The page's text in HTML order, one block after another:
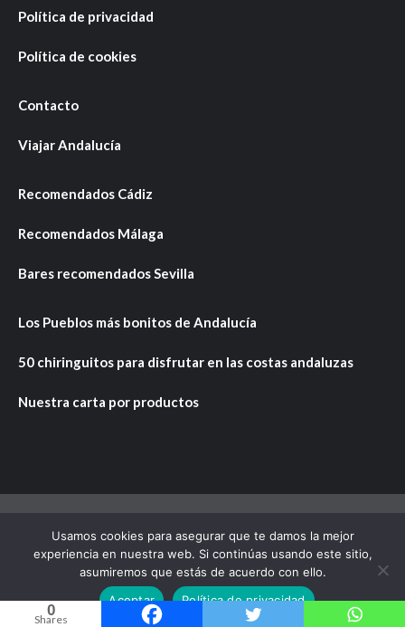
0
Shares
Política de privacidad
Política de cookies
Contacto
Viajar Andalucía
Recomendados Cádiz
Recomendados Málaga
Bares recomendados Sevilla
Los Pueblos más bonitos de Andalucía
50 chiringuitos para disfrutar en las costas andaluzas
Nuestra carta por productos
Copyright © Todos los derechos reservados.|CoverNews
por AF themes.
Usamos cookies para asegurar que te damos la mejor
experiencia en nuestra web. Si continúas usando este sitio,
asumiremos que estás de acuerdo con ello.
Aceptar
Política de privacidad